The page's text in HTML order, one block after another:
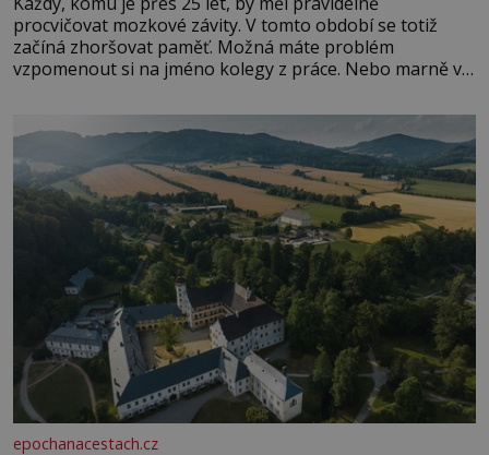
procvičovat mozkové závity. V tomto období se totiž
začíná zhoršovat paměť. Možná máte problém
vzpomenout si na jméno kolegy z práce. Nebo marně v
Je to opravdu tak, s věkem jako kdyby se paměť
rozhodla stávkovat. Cvičte
epochanacestach.cz